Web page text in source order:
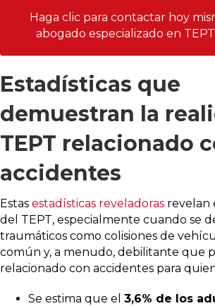
Haga clic para contactar hoy
abogado especializado en
Estadísticas que
demuestran la
TEPT relacionado
accidentes
Estas estadísticas reveladoras revelan
del TEPT, especialmente cuando se
traumáticos como colisiones de
común y, a menudo, debilitante que
relacionado con accidentes para
Se estima que el 3,6% de los